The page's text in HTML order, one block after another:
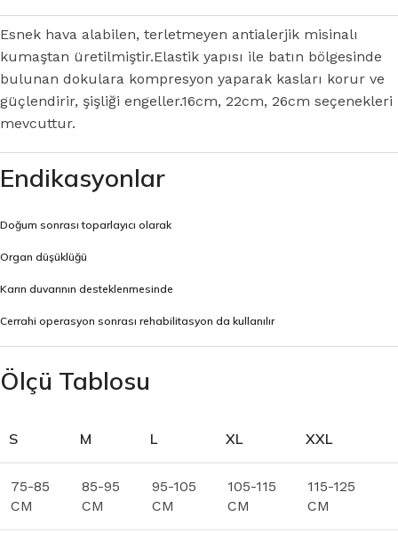
Esnek hava alabilen, terletmeyen antialerjik misinalı
kumaştan üretilmiştir.Elastik yapısı ile batın bölgesinde
bulunan dokulara kompresyon yaparak kasları korur ve
güçlendirir, şişliği engeller.16cm, 22cm, 26cm seçenekleri
mevcuttur.
Endikasyonlar
Doğum sonrası toparlayıcı olarak
Organ düşüklüğü
Karın duvarının desteklenmesinde
Cerrahi operasyon sonrası rehabilitasyon da kullanılır
Ölçü Tablosu
S M L XL XXL
75-85
CM
85-95
CM
95-105
CM
105-115
CM
115-125
CM